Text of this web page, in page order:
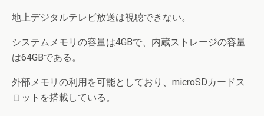
地上デジタルテレビ放送は視聴できない。
システムメモリの容量は4GBで、内蔵ストレージの容量
は64GBである。
外部メモリの利用を可能としており、microSDカードス
ロットを搭載している。